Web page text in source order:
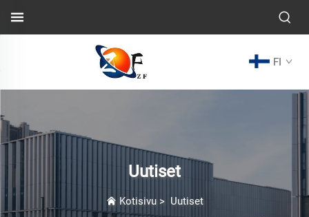
FI
Uutiset
Kotisivu> Uutiset